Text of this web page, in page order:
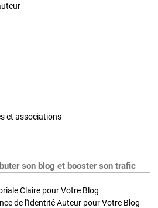
et associations
son blog et booster son trafic
Claire pour Votre Blog
de l'Identité Auteur pour Votre Blog